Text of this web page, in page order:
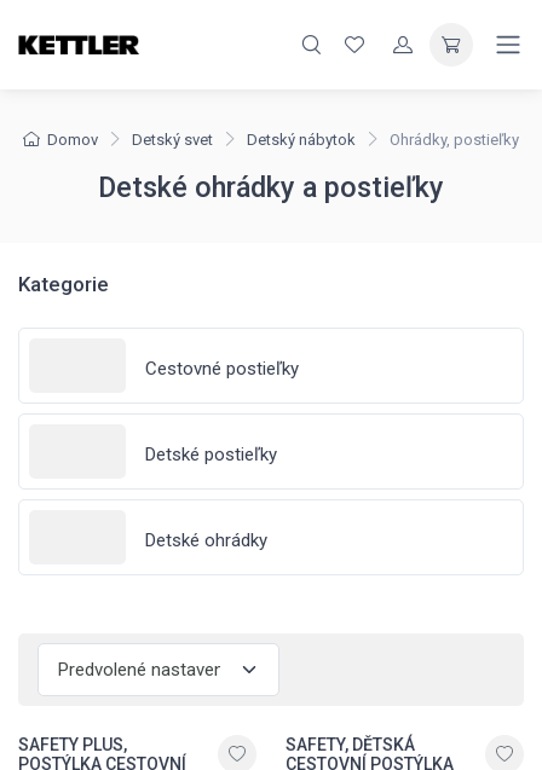
Domov Detský svet Detský nábytok Ohrádky, postieľky
Detské ohrádky a postieľky
Kategorie
Cestovné postieľky
Detské postieľky
Detské ohrádky
SAFETY PLUS,
POSTÝLKA CESTOVNÍ
SAFETY, DĚTSKÁ
CESTOVNÍ POSTÝLKA